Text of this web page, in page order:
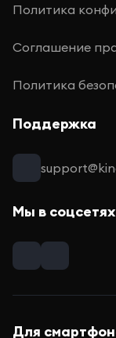
Политика
Соглашение
Политика
Поддержка
Мы в соцсетях
Для